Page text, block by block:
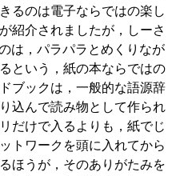
るのは電子ならではの楽し
紹介されましたが，しーさ
は，パラパラとめくりなが
という，紙の本ならではの
ブックは，一般的な語源辞
込んで読み物として作られ
だけで入るよりも，紙でじ
トワークを頭に入れてから
ほうが，そのありがたみを